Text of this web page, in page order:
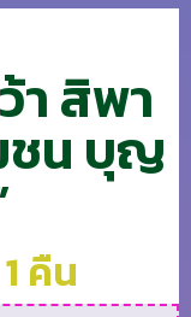
า สิพา
ชน บุญ
คืน